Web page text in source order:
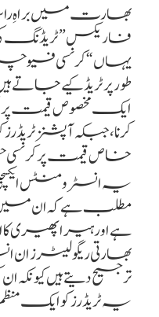
بھارت میں
فاریکس” ٹریڈنگ
یہاں “کرنسی
طور پر ٹریڈ کیے
ایک مخصوص قیمت پر
کرنا، جبکہ آپشنز
خاص قیمت پر کرنسی
یہ انسٹرومنٹس
مطلب ہے کہ ان میں
ہے اور ہیرا پھیری
بھارتی ریگولیٹرز
ترجیح دیتے ہیں کیونکہ
یہ ٹریڈرز کو ایک